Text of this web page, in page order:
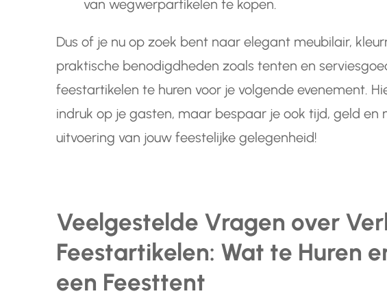
van wegwerpartikelen te kopen.
Dus of je nu op zoek bent naar elegant meubilair,
praktische benodigdheden zoals tenten en
feestartikelen te huren voor je volgende evenement.
indruk op je gasten, maar bespaar je ook tijd, geld en
uitvoering van jouw feestelijke gelegenheid!
Veelgestelde Vragen over
Feestartikelen: Wat te Huren
een Feesttent